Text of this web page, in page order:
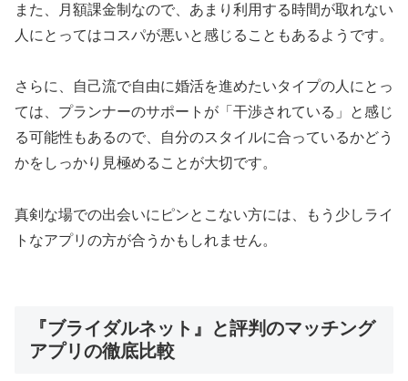
また、月額課金制なので、あまり利用する時間が取れない
人にとってはコスパが悪いと感じることもあるようです。
さらに、自己流で自由に婚活を進めたいタイプの人にとっ
ては、プランナーのサポートが「干渉されている」と感じ
る可能性もあるので、自分のスタイルに合っているかどう
かをしっかり見極めることが大切です。
真剣な場での出会いにピンとこない方には、もう少しライ
トなアプリの方が合うかもしれません。
『ブライダルネット』と評判のマッチング
アプリの徹底比較